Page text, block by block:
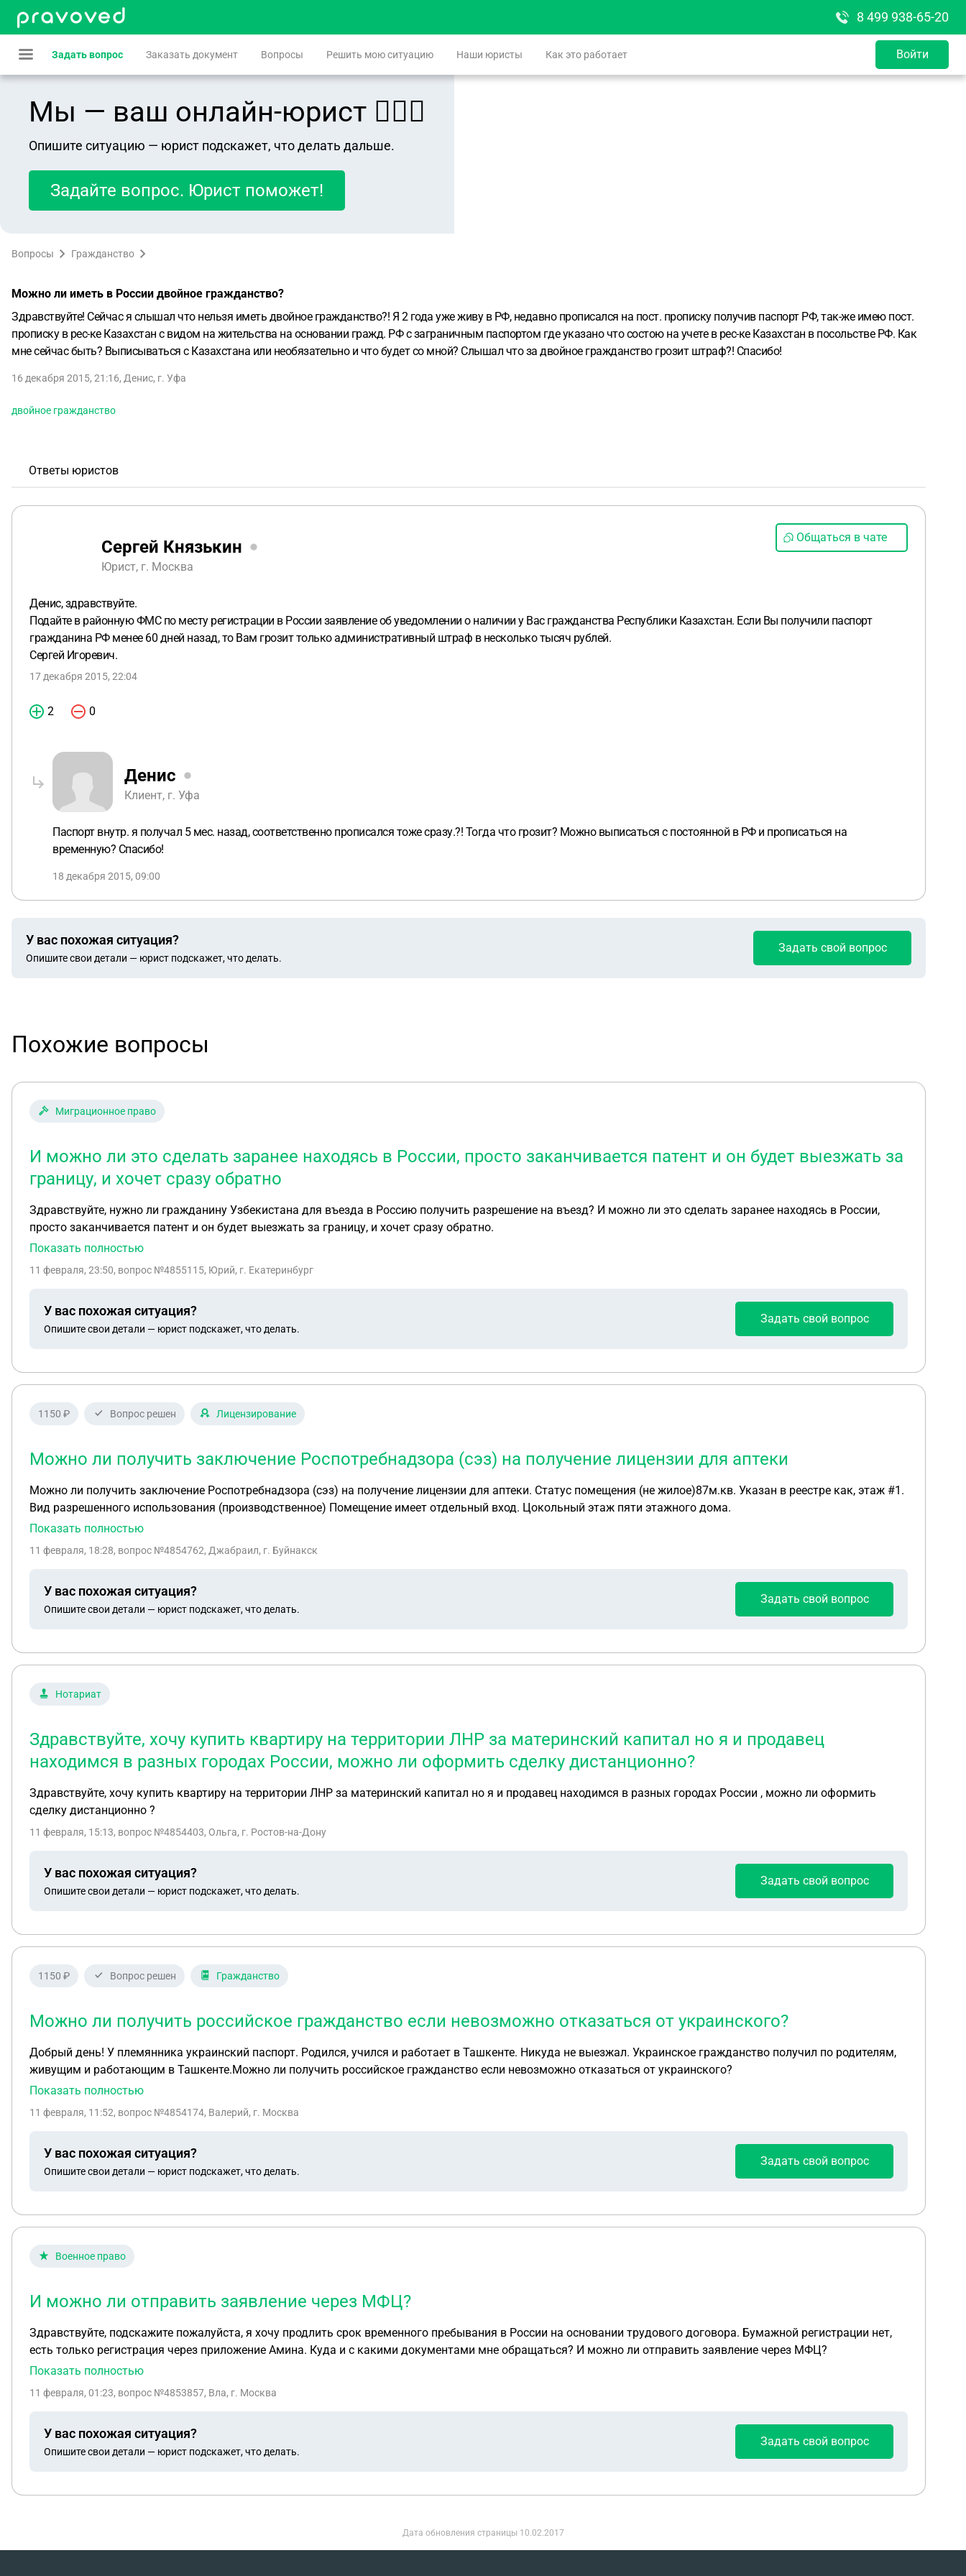
8 499 938-65-20
Задать вопрос Заказать документ Вопросы Решить мою ситуацию Наши юристы Как это работает Войти
Мы — ваш онлайн-юрист 👨🏻‍⚖️
Опишите ситуацию — юрист подскажет, что делать дальше.
Задайте вопрос. Юрист поможет!
Вопросы Гражданство
Можно ли иметь в России двойное гражданство?
Здравствуйте! Сейчас я слышал что нельзя иметь двойное гражданство?! Я 2 года уже живу в РФ, недавно прописался на пост. прописку получив паспорт РФ, так-же имею пост.
прописку в рес-ке Казахстан с видом на жительства на основании гражд. РФ с заграничным паспортом где указано что состою на учете в рес-ке Казахстан в посольстве РФ. Как
мне сейчас быть? Выписываться с Казахстана или необязательно и что будет со мной? Слышал что за двойное гражданство грозит штраф?! Спасибо!
16 декабря 2015, 21:16, Денис, г. Уфа
двойное гражданство
Ответы юристов
Сергей Князькин
Юрист, г. Москва
Общаться в чате
Денис, здравствуйте.
Подайте в районную ФМС по месту регистрации в России заявление об уведомлении о наличии у Вас гражданства Республики Казахстан. Если Вы получили паспорт
гражданина РФ менее 60 дней назад, то Вам грозит только административный штраф в несколько тысяч рублей.
Сергей Игоревич.
17 декабря 2015, 22:04
2 0
Денис
Клиент, г. Уфа
Паспорт внутр. я получал 5 мес. назад, соответственно прописался тоже сразу.?! Тогда что грозит? Можно выписаться с постоянной в РФ и прописаться на
временную? Спасибо!
18 декабря 2015, 09:00
У вас похожая ситуация?
Опишите свои детали — юрист подскажет, что делать.
Задать свой вопрос
Похожие вопросы
Миграционное право
И можно ли это сделать заранее находясь в России, просто заканчивается патент и он будет выезжать за
границу, и хочет сразу обратно
Здравствуйте, нужно ли гражданину Узбекистана для въезда в Россию получить разрешение на въезд? И можно ли это сделать заранее находясь в России,
просто заканчивается патент и он будет выезжать за границу, и хочет сразу обратно.
Показать полностью
11 февраля, 23:50, вопрос №4855115, Юрий, г. Екатеринбург
У вас похожая ситуация?
Опишите свои детали — юрист подскажет, что делать.
Задать свой вопрос
1150 ₽ Вопрос решен Лицензирование
Можно ли получить заключение Роспотребнадзора (сэз) на получение лицензии для аптеки
Можно ли получить заключение Роспотребнадзора (сэз) на получение лицензии для аптеки. Статус помещения (не жилое)87м.кв. Указан в реестре как, этаж #1.
Вид разрешенного использования (производственное) Помещение имеет отдельный вход. Цокольный этаж пяти этажного дома.
Показать полностью
11 февраля, 18:28, вопрос №4854762, Джабраил, г. Буйнакск
У вас похожая ситуация?
Опишите свои детали — юрист подскажет, что делать.
Задать свой вопрос
Нотариат
Здравствуйте, хочу купить квартиру на территории ЛНР за материнский капитал но я и продавец
находимся в разных городах России, можно ли оформить сделку дистанционно?
Здравствуйте, хочу купить квартиру на территории ЛНР за материнский капитал но я и продавец находимся в разных городах России , можно ли оформить
сделку дистанционно ?
11 февраля, 15:13, вопрос №4854403, Ольга, г. Ростов-на-Дону
У вас похожая ситуация?
Опишите свои детали — юрист подскажет, что делать.
Задать свой вопрос
1150 ₽ Вопрос решен Гражданство
Можно ли получить российское гражданство если невозможно отказаться от украинского?
Добрый день! У племянника украинский паспорт. Родился, учился и работает в Ташкенте. Никуда не выезжал. Украинское гражданство получил по родителям,
живущим и работающим в Ташкенте.Можно ли получить российское гражданство если невозможно отказаться от украинского?
Показать полностью
11 февраля, 11:52, вопрос №4854174, Валерий, г. Москва
У вас похожая ситуация?
Опишите свои детали — юрист подскажет, что делать.
Задать свой вопрос
Военное право
И можно ли отправить заявление через МФЦ?
Здравствуйте, подскажите пожалуйста, я хочу продлить срок временного пребывания в России на основании трудового договора. Бумажной регистрации нет,
есть только регистрация через приложение Амина. Куда и с какими документами мне обращаться? И можно ли отправить заявление через МФЦ?
Показать полностью
11 февраля, 01:23, вопрос №4853857, Вла, г. Москва
У вас похожая ситуация?
Опишите свои детали — юрист подскажет, что делать.
Задать свой вопрос
Дата обновления страницы 10.02.2017